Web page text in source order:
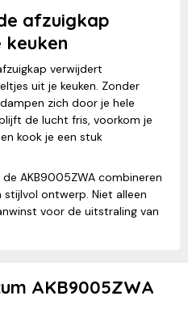
afzuigkap
keuken
verwijdert
uit je keuken. Zonder
zich door je hele
de lucht fris, voorkom je
kook je een stuk
AKB9005ZWA combineren
ontwerp. Niet alleen
voor de uitstraling van
AKB9005ZWA